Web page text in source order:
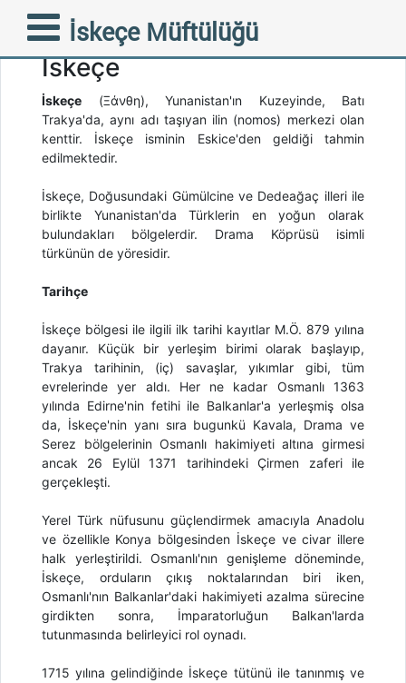
İskeçe Müftülüğü
İskeçe
İskeçe (Ξάνθη), Yunanistan'ın Kuzeyinde, Batı
Trakya'da, aynı adı taşıyan ilin (nomos) merkezi olan
kenttir. İskeçe isminin Eskice'den geldiği tahmin
edilmektedir.
İskeçe, Doğusundaki Gümülcine ve Dedeağaç illeri ile
birlikte Yunanistan'da Türklerin en yoğun olarak
bulundakları bölgelerdir. Drama Köprüsü isimli
türkünün de yöresidir.
Tarihçe
İskeçe bölgesi ile ilgili ilk tarihi kayıtlar M.Ö. 879 yılına
dayanır. Küçük bir yerleşim birimi olarak başlayıp,
Trakya tarihinin, (iç) savaşlar, yıkımlar gibi, tüm
evrelerinde yer aldı. Her ne kadar Osmanlı 1363
yılında Edirne'nin fetihi ile Balkanlar'a yerleşmiş olsa
da, İskeçe'nin yanı sıra bugunkü Kavala, Drama ve
Serez bölgelerinin Osmanlı hakimiyeti altına girmesi
ancak 26 Eylül 1371 tarihindeki Çirmen zaferi ile
gerçekleşti.
Yerel Türk nüfusunu güçlendirmek amacıyla Anadolu
ve özellikle Konya bölgesinden İskeçe ve civar illere
halk yerleştirildi. Osmanlı'nın genişleme döneminde,
İskeçe, orduların çıkış noktalarından biri iken,
Osmanlı'nın Balkanlar'daki hakimiyeti azalma sürecine
girdikten sonra, İmparatorluğun Balkan'larda
tutunmasında belirleyici rol oynadı.
1715 yılına gelindiğinde İskeçe tütünü ile tanınmış ve